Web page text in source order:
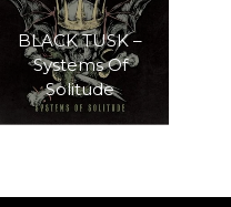
BLACK TUSK –
Systems Of
Solitude